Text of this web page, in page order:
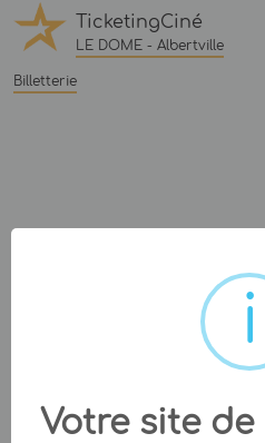
TicketingCiné
LE DOME - Albertville
Billetterie
Votre site